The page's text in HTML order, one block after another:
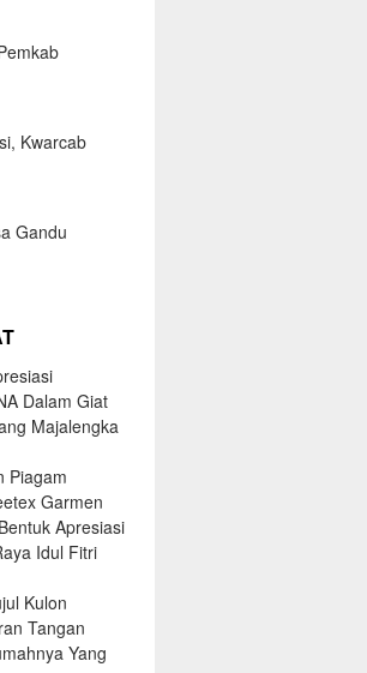
Kwarcab
Gandu
Dalam Giat
Majalengka
Piagam
Garmen
Apresiasi
Idul Fitri
Kulon
Tangan
Yang